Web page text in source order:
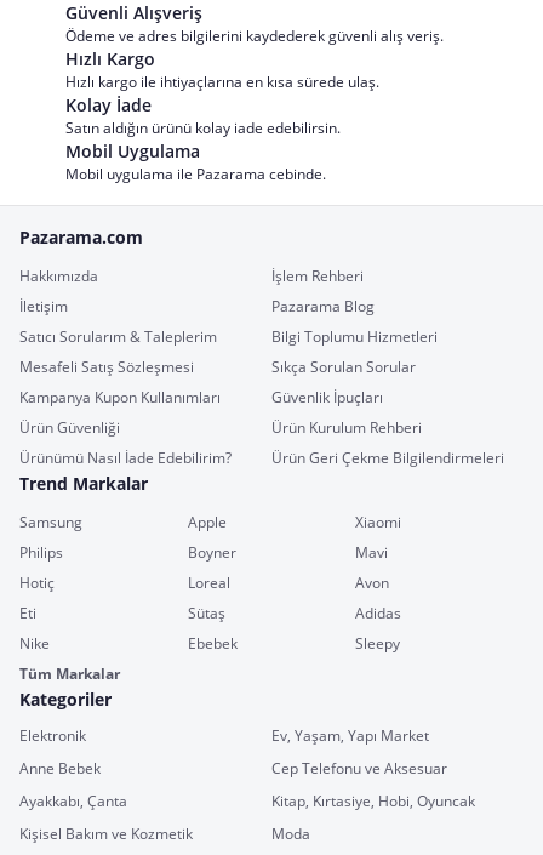
Güvenli Alışveriş
Ödeme ve adres bilgilerini kaydederek güvenli alış veriş.
Hızlı Kargo
Hızlı kargo ile ihtiyaçlarına en kısa sürede ulaş.
Kolay İade
Satın aldığın ürünü kolay iade edebilirsin.
Mobil Uygulama
Mobil uygulama ile Pazarama cebinde.
Pazarama.com
Hakkımızda
İşlem Rehberi
İletişim
Pazarama Blog
Satıcı Sorularım & Taleplerim
Bilgi Toplumu Hizmetleri
Mesafeli Satış Sözleşmesi
Sıkça Sorulan Sorular
Kampanya Kupon Kullanımları
Güvenlik İpuçları
Ürün Güvenliği
Ürün Kurulum Rehberi
Ürünümü Nasıl İade Edebilirim?
Ürün Geri Çekme Bilgilendirmeleri
Trend Markalar
Samsung Apple
Xiaomi
Philips
Boyner
Mavi
Hotiç
Loreal
Avon
Eti
Sütaş
Adidas
Nike
Ebebek
Sleepy
Tüm Markalar
Kategoriler
Elektronik
Ev, Yaşam, Yapı Market
Anne Bebek
Cep Telefonu ve Aksesuar
Ayakkabı, Çanta
Kitap, Kırtasiye, Hobi, Oyuncak
Kişisel Bakım ve Kozmetik
Moda